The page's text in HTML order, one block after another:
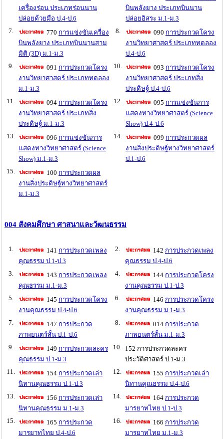
เครื่องร่อน ประเภทร่อนนาน
ปล่อยด้วยมือ ป.4-ป.6
บินพลังยาง ประเภทบินนาน
ปล่อยอิสระ ม.1-ม.3
7.
770 การแข่งขันเครื่อง
บินพลังยาง ประเภทบินนานสาม
มิติ (3D) ม.1-ม.3
8. 090 การประกวดโครง
งานวิทยาศาสตร์ ประเภททดลอง
ป.4-ป.6
9.
091 การประกวดโครง
งานวิทยาศาสตร์ ประเภททดลอง
ม.1-ม.3
10. 093 การประกวดโครง
งานวิทยาศาสตร์ ประเภทสิ่ง
ประดิษฐ์ ป.4-ป.6
11.
094 การประกวดโครง
งานวิทยาศาสตร์ ประเภทสิ่ง
ประดิษฐ์ ม.1-ม.3
12. 095 การแข่งขันการ
แสดงทางวิทยาศาสตร์ (Science
Show) ป.4-ป.6
13.
096 การแข่งขันการ
แสดงทางวิทยาศาสตร์ (Science
Show) ม.1-ม.3
14. 099 การประกวดผล
งานสิ่งประดิษฐ์ทางวิทยาศาสตร์
ป.1-ป.6
15.
100 การประกวดผล
งานสิ่งประดิษฐ์ทางวิทยาศาสตร์
ม.1-ม.3
004 สังคมศึกษา ศาสนาและวัฒนธรรม
1. 141 การประกวดเพลง
คุณธรรม ป.1-ป.3
2. 142 การประกวดเพลง
คุณธรรม ป.4-ป.6
3.
143 การประกวดเพลง
คุณธรรม ม.1-ม.3
4. 144 การประกวดโครง
งานคุณธรรม ป.1-ป.3
5.
145 การประกวดโครง
งานคุณธรรม ป.4-ป.6
6. 146 การประกวดโครง
งานคุณธรรม ม.1-ม.3
7.
147 การประกวด
ภาพยนตร์สั้น ป.1-ป.6
8. 014 การประกวด
ภาพยนตร์สั้น ม.1-ม.3
9.
149 การประกวดละคร
คุณธรรม ป.1-ม.3
10. 152 การประกวดละคร
ประวัติศาสตร์ ป.1-ม.3
11.
154 การประกวดเล่า
นิทานคุณธรรม ป.1-ป.3
12. 155 การประกวดเล่า
นิทานคุณธรรม ป.4-ป.6
13.
156 การประกวดเล่า
นิทานคุณธรรม ม.1-ม.3
14. 164 การประกวด
มารยาทไทย ป.1-ป.3
15.
165 การประกวด
มารยาทไทย ป.4-ป.6
16. 166 การประกวด
มารยาทไทย ม.1-ม.3